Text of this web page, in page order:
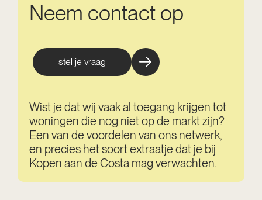
Neem contact op
stel je vraag
Wist je dat wij vaak al toegang krijgen tot
woningen die nog niet op de markt zijn?
Een van de voordelen van ons netwerk,
en precies het soort extraatje dat je bij
Kopen aan de Costa mag verwachten.